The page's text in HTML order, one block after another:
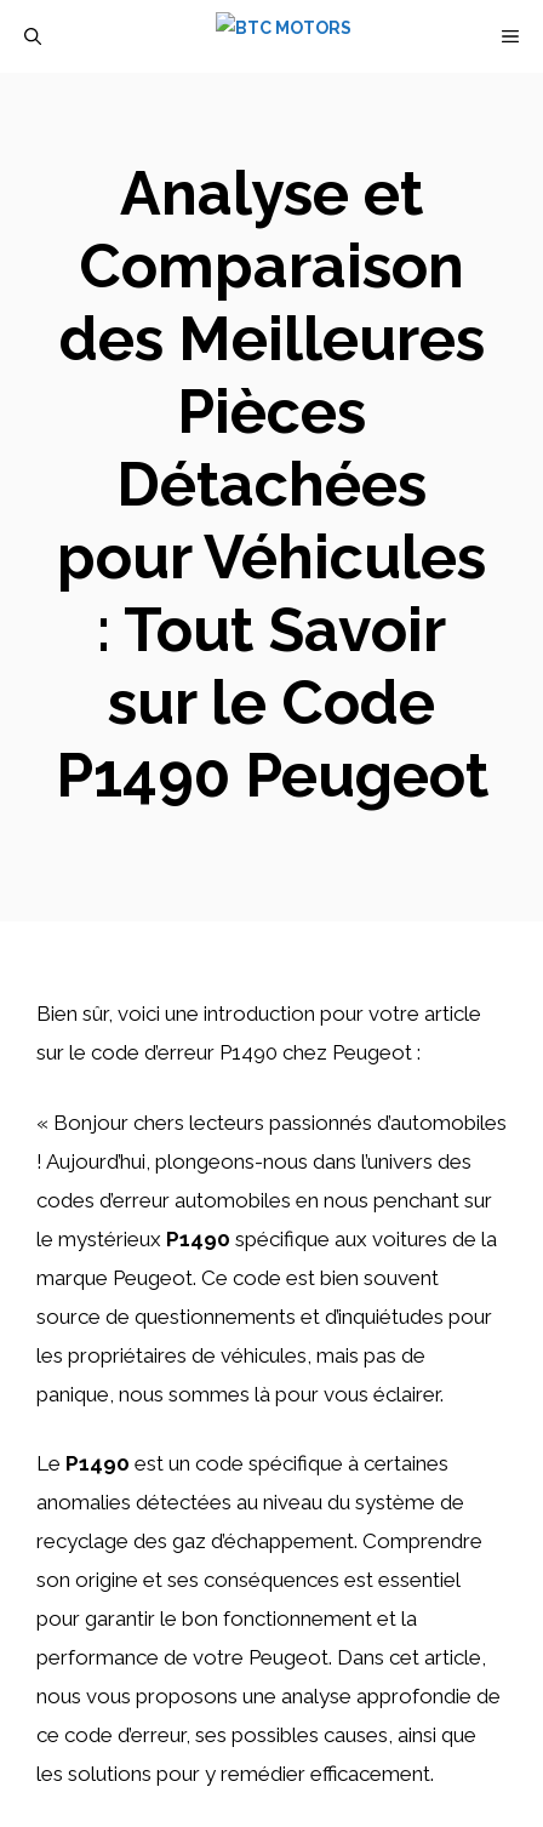
Analyse et
Comparaison
des Meilleures
Pièces
Détachées
pour Véhicules
: Tout Savoir
sur le Code
P1490 Peugeot
Bien sûr, voici une introduction pour votre article
sur le code d’erreur P1490 chez Peugeot :
« Bonjour chers lecteurs passionnés d’automobiles
! Aujourd’hui, plongeons-nous dans l’univers des
codes d’erreur automobiles en nous penchant sur
le mystérieux P1490 spécifique aux voitures de la
marque Peugeot. Ce code est bien souvent
source de questionnements et d’inquiétudes pour
les propriétaires de véhicules, mais pas de
panique, nous sommes là pour vous éclairer.
Le P1490 est un code spécifique à certaines
anomalies détectées au niveau du système de
recyclage des gaz d’échappement. Comprendre
son origine et ses conséquences est essentiel
pour garantir le bon fonctionnement et la
performance de votre Peugeot. Dans cet article,
nous vous proposons une analyse approfondie de
ce code d’erreur, ses possibles causes, ainsi que
les solutions pour y remédier efficacement.